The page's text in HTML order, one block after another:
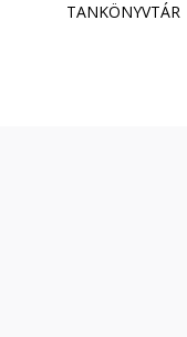
TANKÖNYVTÁR